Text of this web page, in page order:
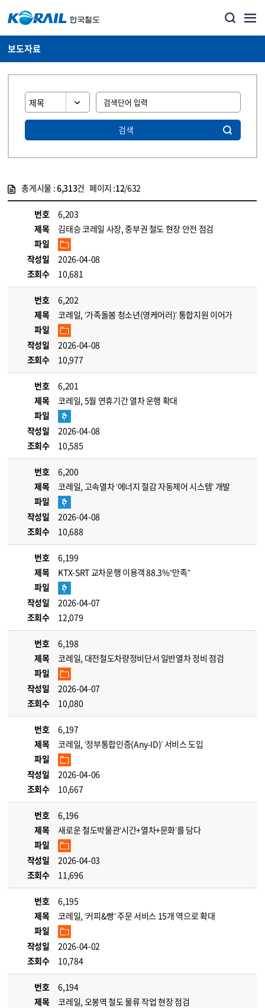
보도자료
검색
총게시물 :6,313건 페이지 :12/632
번호
6,203
제목
김태승 코레일 사장, 중부권 철도 현장 안전 점검
파일
작성일
2026-04-08
조회수
10,681
번호
6,202
제목
코레일, ‘가족돌봄 청소년(영케어러)’ 통합지원 이어가
파일
작성일
2026-04-08
조회수
10,977
번호
6,201
제목
코레일, 5월 연휴기간 열차 운행 확대
파일
작성일
2026-04-08
조회수
10,585
번호
6,200
제목
코레일, 고속열차 ‘에너지 절감 자동제어 시스템’ 개발
파일
작성일
2026-04-08
조회수
10,688
번호
6,199
제목
KTX-SRT 교차운행 이용객 88.3%“만족”
파일
작성일
2026-04-07
조회수
12,079
번호
6,198
제목
코레일, 대전철도차량정비단서 일반열차 정비 점검
파일
작성일
2026-04-07
조회수
10,080
번호
6,197
제목
코레일, ‘정부통합인증(Any-ID)’ 서비스 도입
파일
작성일
2026-04-06
조회수
10,667
번호
6,196
제목
새로운 철도박물관‘시간+열차+문화’를 담다
파일
작성일
2026-04-03
조회수
11,696
번호
6,195
제목
코레일, ‘커피&빵’ 주문 서비스 15개 역으로 확대
파일
작성일
2026-04-02
조회수
10,784
번호
6,194
제목
코레일, 오봉역 철도 물류 작업 현장 점검